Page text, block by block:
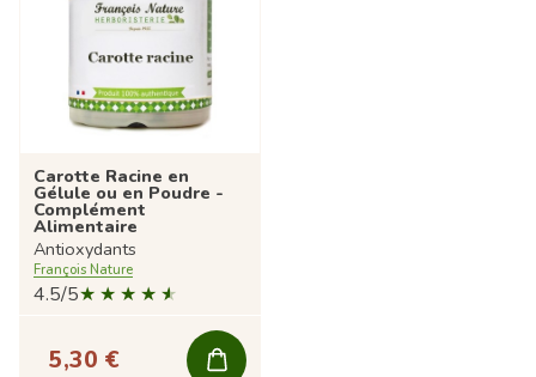
Carotte Racine en
Gélule ou en Poudre -
Complément
Alimentaire
Antioxydants
François Nature
4.5/5
5,30 €